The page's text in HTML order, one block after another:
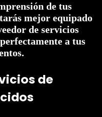
de tus
mejor equipado
de servicios
a tus
de